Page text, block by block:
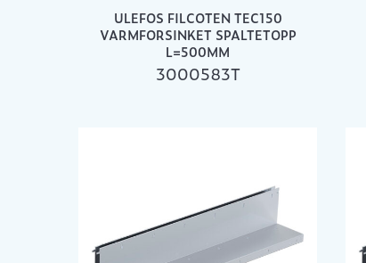
ULEFOS FILCOTEN TEC150
VARMFORSINKET SPALTETOPP
L=500MM
3000583T